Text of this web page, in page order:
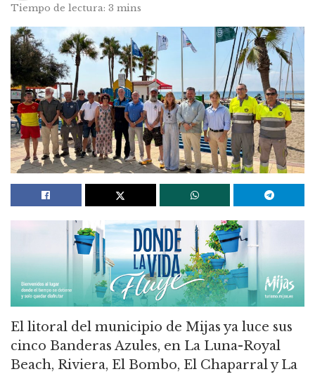
Tiempo de lectura: 3 mins
El litoral del municipio de Mijas ya luce sus
cinco Banderas Azules, en La Luna-Royal
Beach, Riviera, El Bombo, El Chaparral y La